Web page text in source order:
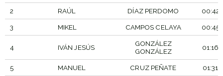
2 RAÚL DÍAZ PERDOMO
3 MIKEL CAMPOS CELAYA
4 IVÁN JESÚS
GONZÁLEZ
GONZÁLEZ
5 MANUEL CRUZ PEÑATE